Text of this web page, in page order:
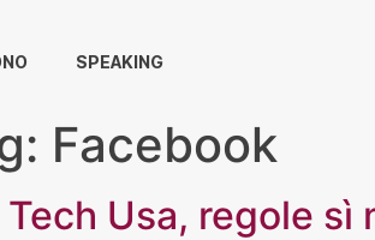
SPEAKING
Facebook
Tech Usa, regole sì